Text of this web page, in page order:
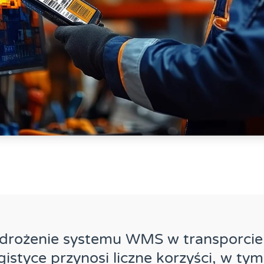
systemu WMS w
przynosi liczne korzyści, w tym